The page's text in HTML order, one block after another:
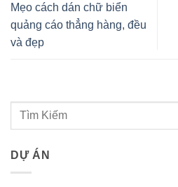
Mẹo cách dán chữ biển
quảng cáo thẳng hàng, đều
và đẹp
DỰ ÁN